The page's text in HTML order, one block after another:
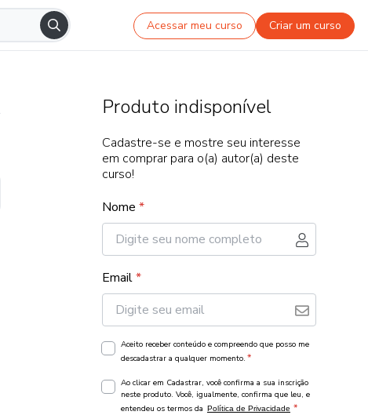
Acessar meu curso Criar um curso
Produto indisponível
Cadastre-se e mostre seu interesse
em comprar para o(a) autor(a) deste
curso!
Nome *
Email*
Aceito receber conteúdo e compreendo que posso me
descadastrar a qualquer momento. *
Ao clicar em Cadastrar, você confirma a sua inscrição
neste produto. Você, igualmente, confirma que leu, e
entendeu os termos da Política de Privacidade *